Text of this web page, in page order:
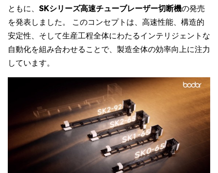
ともに、 SKシリーズ高速チューブレーザー切断機の発売
を発表しました。 このコンセプトは、高速性能、構造的
安定性、そして生産工程全体にわたるインテリジェントな
自動化を組み合わせることで、製造全体の効率向上に注力
しています。